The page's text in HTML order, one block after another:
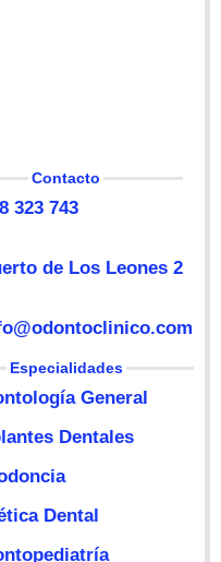
Contacto
323 743
de Los Leones 2
Especialidades
General
Dentales
Dental